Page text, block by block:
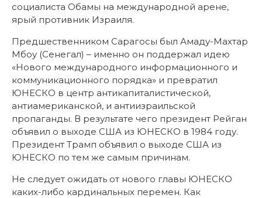
социалиста Обамы на международной арене,
ярый противник Израиля.
Предшественником Сарагосы был Амаду-Махтар
Мбоу (Сенегал) – именно он поддержал идею
«Нового международного информационного и
коммуникационного порядка» и превратил
ЮНЕСКО в центр антикапиталистической,
антиамериканской, и антиизраильской
пропаганды. В результате чего президент Рейган
объявил о выходе США из ЮНЕСКО в 1984 году.
Президент Трамп объявил о выходе США из
ЮНЕСКО по тем же самым причинам.
Не следует ожидать от нового главы ЮНЕСКО
каких-либо кардинальных перемен. Как